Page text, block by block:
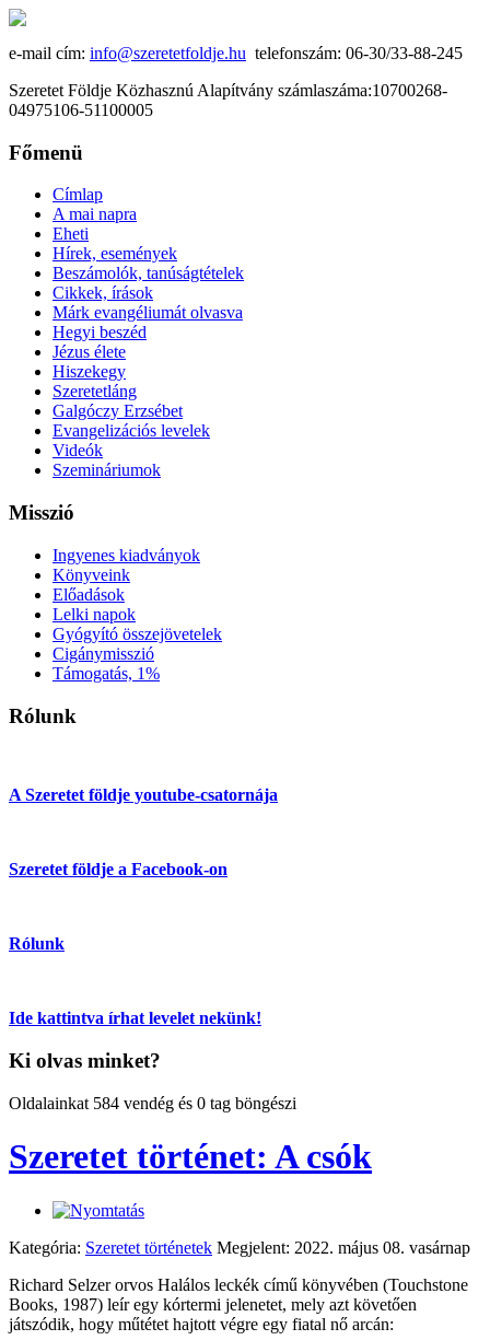
e-mail cím: info@szeretetfoldje.hu telefonszám: 06-30/33-88-245
Szeretet Földje Közhasznú Alapítvány számlaszáma:10700268-
04975106-51100005
Főmenü
Címlap
A mai napra
Eheti
Hírek, események
Beszámolók, tanúságtételek
Cikkek, írások
Márk evangéliumát olvasva
Hegyi beszéd
Jézus élete
Hiszekegy
Szeretetláng
Galgóczy Erzsébet
Evangelizációs levelek
Videók
Szemináriumok
Misszió
Ingyenes kiadványok
Könyveink
Előadások
Lelki napok
Gyógyító összejövetelek
Cigánymisszió
Támogatás, 1%
Rólunk
A Szeretet földje youtube-csatornája
Szeretet földje a Facebook-on
Rólunk
Ide kattintva írhat levelet nekünk!
Ki olvas minket?
Oldalainkat 584 vendég és 0 tag böngészi
Szeretet történet: A csók
Kategória: Szeretet történetek Megjelent: 2022. május 08. vasárnap
Richard Selzer orvos Halálos leckék című könyvében (Touchstone
Books, 1987) leír egy kórtermi jelenetet, mely azt követően
játszódik, hogy műtétet hajtott végre egy fiatal nő arcán: